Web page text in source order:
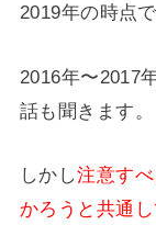
2019年の時点
2016年〜2017
話も聞きます。
しかし注意す
かろうと共通